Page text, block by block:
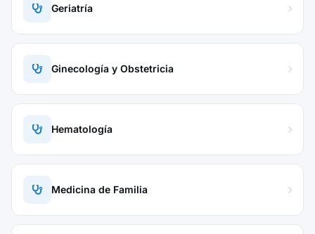
Geriatría
Ginecología y Obstetricia
Hematología
Medicina de Familia